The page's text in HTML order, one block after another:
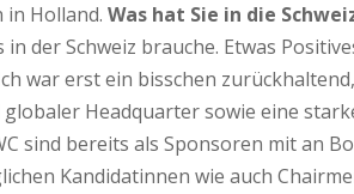
in Holland. Was hat Sie in die
der Schweiz brauche. Etwas
war erst ein bisschen
globaler Headquarter sowie eine
sind bereits als Sponsoren mit an
Kandidatinnen wie auch